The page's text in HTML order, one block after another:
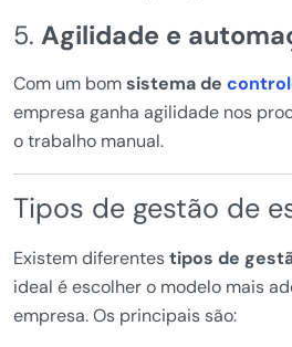
5. Agilidade e
Com um bomsistema de
empresa ganha agilidade nos
o trabalho manual.
Tipos de gestão de
Existem diferentestipos de
ideal é escolher o modelo mais
empresa. Os principais são: